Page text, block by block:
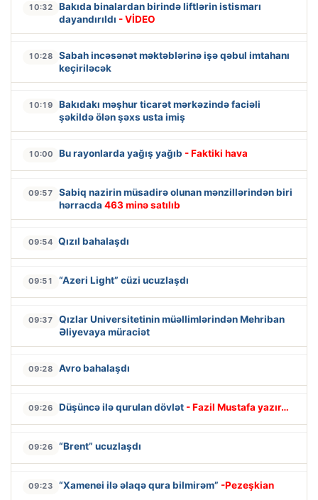
10:32
Bakıda binalardan birində liftlərin istismarı
dayandırıldı - VİDEO
10:28
Sabah incəsənət məktəblərinə işə qəbul imtahanı
keçiriləcək
10:19
Bakıdakı məşhur ticarət mərkəzində faciəli
şəkildə ölən şəxs usta imiş
10:00 Bu rayonlarda yağış yağıb - Faktiki hava
09:57
Sabiq nazirin müsadirə olunan mənzillərindən biri
hərracda 463 minə satılıb
09:54 Qızıl bahalaşdı
09:51 “Azeri Light” cüzi ucuzlaşdı
09:37
Qızlar Universitetinin müəllimlərindən Mehriban
Əliyevaya müraciət
09:28 Avro bahalaşdı
09:26 Düşüncə ilə qurulan dövlət - Fazil Mustafa yazır…
09:26 “Brent” ucuzlaşdı
09:23 “Xamenei ilə əlaqə qura bilmirəm” -Pezeşkian